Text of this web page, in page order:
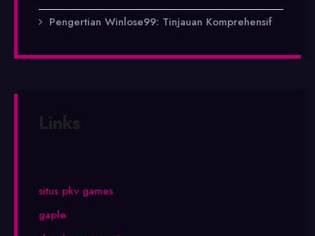
Pengertian Winlose99: Tinjauan Komprehensif
Links
situs pkv games
gaple